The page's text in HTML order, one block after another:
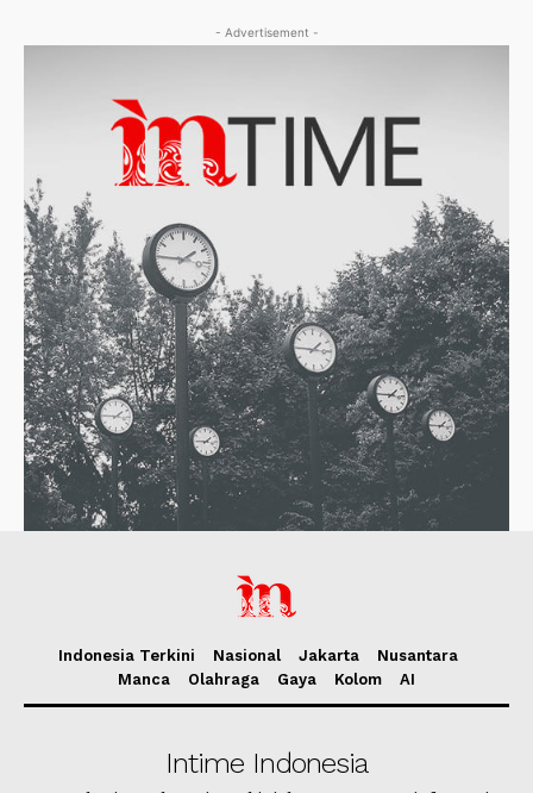
- Advertisement -
Indonesia Terkini Nasional Jakarta
Nusantara
Manca
Olahraga Gaya Kolom AI
Intime Indonesia